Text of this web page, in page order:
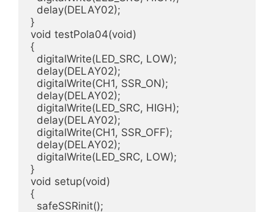
  delay(DELAY02);
}
void testPola04(void)
{
  digitalWrite(LED_SRC, LOW);
  delay(DELAY02);
  digitalWrite(CH1, SSR_ON);
  delay(DELAY02);
  digitalWrite(LED_SRC, HIGH);
  delay(DELAY02);
  digitalWrite(CH1, SSR_OFF);
  delay(DELAY02);
  digitalWrite(LED_SRC, LOW);
}
void setup(void)
{
  safeSSRinit();